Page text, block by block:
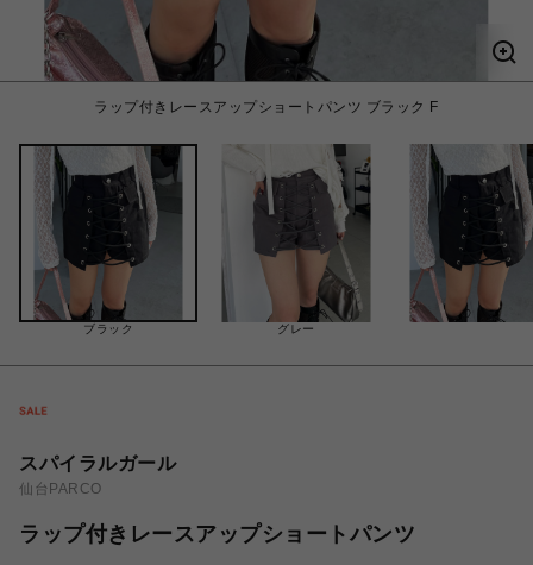
ラップ付きレースアップショートパンツ ブラック F
ブラック グレー
スパイラルガール
仙台PARCO
ラップ付きレースアップショートパンツ